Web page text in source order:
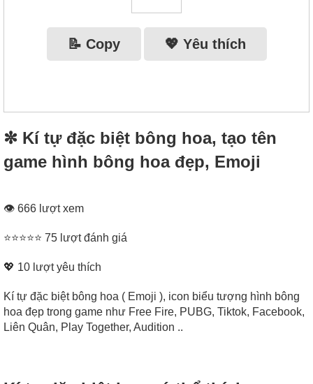
📝 Copy 💖 Yêu thích
✼ Kí tự đặc biệt bông hoa, tạo tên
game hình bông hoa đẹp, Emoji
👁 666 lượt xem
⭐⭐⭐⭐⭐ 75 lượt đánh giá
💖 10 lượt yêu thích
Kí tự đặc biệt bông hoa ( Emoji ), icon biểu tượng hình bông
hoa đẹp trong game như Free Fire, PUBG, Tiktok, Facebook,
Liên Quân, Play Together, Audition ..